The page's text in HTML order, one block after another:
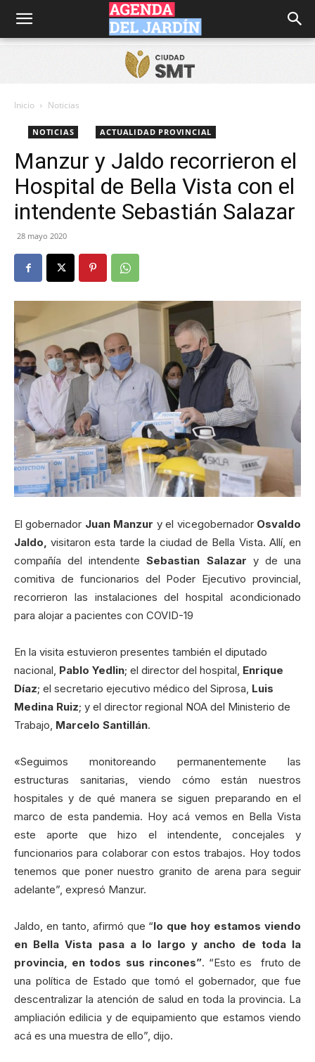
Agenda
Jardín
Inicio Noticias
NOTICIAS ACTUALIDAD PROVINCIAL
Manzur y Jaldo recorrieron el
Hospital de Bella Vista con el
intendente Sebastián Salazar
28 mayo 2020
El gobernador Juan Manzur y el vicegobernador Osvaldo
Jaldo,visitaron esta tarde la ciudad de Bella Vista. Allí, en
compañía del intendenteSebastian Salazar y de una
comitiva de funcionarios del Poder Ejecutivo provincial,
recorrieron las instalaciones del hospital acondicionado
para alojar a pacientes con COVID-19
En la visita estuvieron presentes también el diputado
nacional, Pablo Yedlin; el director del hospital, Enrique
Díaz; el secretario ejecutivo médico del Siprosa, Luis
Medina Ruiz; y el director regional NOA del Ministerio de
Trabajo, Marcelo Santillán.
«Seguimos monitoreando permanentemente las
estructuras sanitarias, viendo cómo están nuestros
hospitales y de qué manera se siguen preparando en el
marco de esta pandemia. Hoy acá vemos en Bella Vista
este aporte que hizo el intendente, concejales y
funcionarios para colaborar con estos trabajos. Hoy todos
tenemos que poner nuestro granito de arena para seguir
adelante”, expresó Manzur.
Jaldo, en tanto, afirmó que “lo que hoy estamos viendo
en Bella Vista pasa a lo largo y ancho de toda la
provincia, en todos sus rincones”. “Esto es fruto de
una política de Estado que tomó el gobernador, que fue
descentralizar la atención de salud en toda la provincia. La
ampliación edilicia y de equipamiento que estamos viendo
acá es una muestra de ello”, dijo.